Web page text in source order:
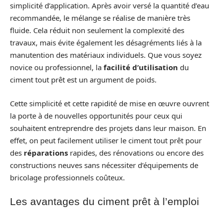
simplicité d’application. Après avoir versé la quantité d’eau
recommandée, le mélange se réalise de manière très
fluide. Cela réduit non seulement la complexité des
travaux, mais évite également les désagréments liés à la
manutention des matériaux individuels. Que vous soyez
novice ou professionnel, la facilité d’utilisation du
ciment tout prêt est un argument de poids.
Cette simplicité et cette rapidité de mise en œuvre ouvrent
la porte à de nouvelles opportunités pour ceux qui
souhaitent entreprendre des projets dans leur maison. En
effet, on peut facilement utiliser le ciment tout prêt pour
des réparations rapides, des rénovations ou encore des
constructions neuves sans nécessiter d’équipements de
bricolage professionnels coûteux.
Les avantages du ciment prêt à l’emploi